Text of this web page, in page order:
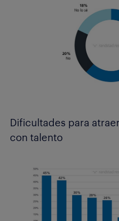
Dificultades para
con talento